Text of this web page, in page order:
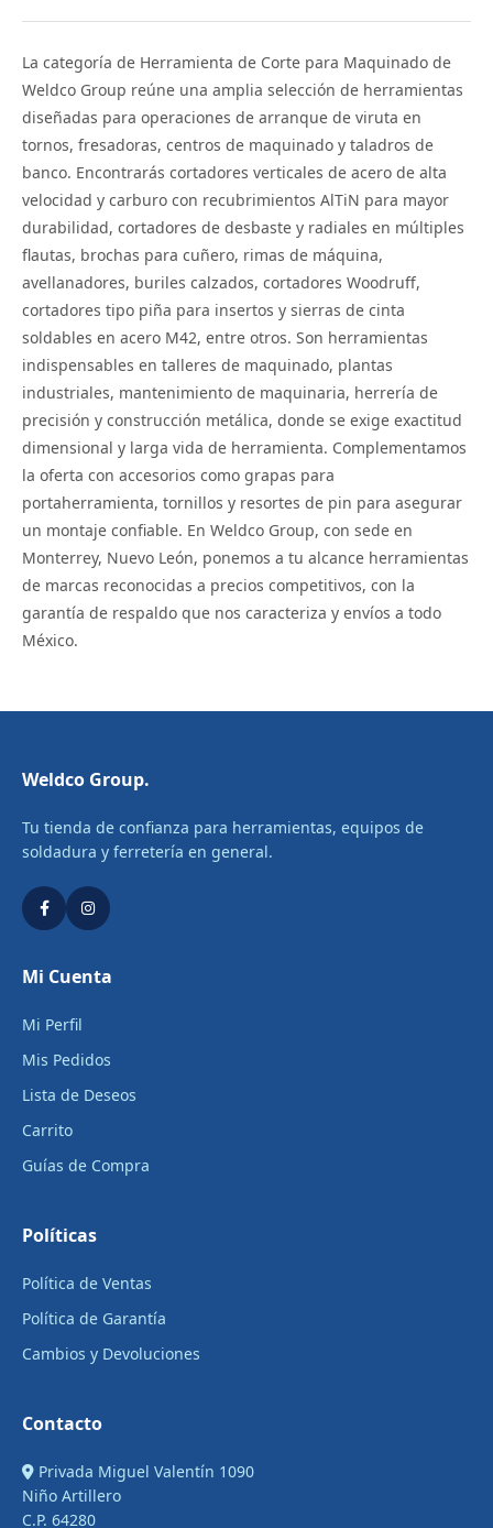
La categoría de Herramienta de Corte para Maquinado de
Weldco Group reúne una amplia selección de herramientas
diseñadas para operaciones de arranque de viruta en
tornos, fresadoras, centros de maquinado y taladros de
banco. Encontrarás cortadores verticales de acero de alta
velocidad y carburo con recubrimientos AlTiN para mayor
durabilidad, cortadores de desbaste y radiales en múltiples
flautas, brochas para cuñero, rimas de máquina,
avellanadores, buriles calzados, cortadores Woodruff,
cortadores tipo piña para insertos y sierras de cinta
soldables en acero M42, entre otros. Son herramientas
indispensables en talleres de maquinado, plantas
industriales, mantenimiento de maquinaria, herrería de
precisión y construcción metálica, donde se exige exactitud
dimensional y larga vida de herramienta. Complementamos
la oferta con accesorios como grapas para
portaherramienta, tornillos y resortes de pin para asegurar
un montaje confiable. En Weldco Group, con sede en
Monterrey, Nuevo León, ponemos a tu alcance herramientas
de marcas reconocidas a precios competitivos, con la
garantía de respaldo que nos caracteriza y envíos a todo
México.
Weldco Group.
Tu tienda de confianza para herramientas, equipos de
soldadura y ferretería en general.
Mi Cuenta
Mi Perfil
Mis Pedidos
Lista de Deseos
Carrito
Guías de Compra
Políticas
Política de Ventas
Política de Garantía
Cambios y Devoluciones
Contacto
Privada Miguel Valentín 1090
Niño Artillero
C.P. 64280